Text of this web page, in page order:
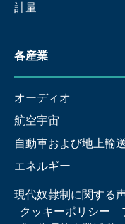
計量
各産業
オーディオ
航空宇宙
自動車および地上輸
エネルギー
現代奴隷制に関する
クッキーポリシー